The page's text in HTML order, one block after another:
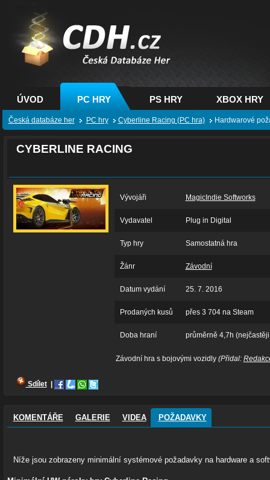
CDH.cz - hry na PC,
PS, XBOX - Česká
databáze her
ÚVOD PC HRY PS HRY XBOX HRY
Česká databáze her PC hry Cyberline Racing (PC hra) Hardwarové
CYBERLINE RACING
Vývojáři MagicIndie Softworks
Vydavatel Plug in Digital
Typ hry Samostatná hra
Žánr Závodní
Datum vydání 25. 7. 2016
Prodaných kusů přes 3 704 na Steam
Doba hraní průměrně 4,7h
Závodní hra s bojovými vozidly (Přidal:
Sdílet
KOMENTÁŘE GALERIE VIDEA POŽADAVKY
Níže jsou zobrazeny minimální systémové požadavky na hardware a